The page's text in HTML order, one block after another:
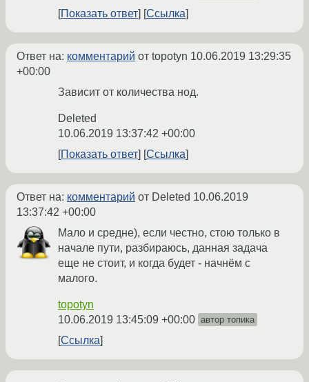
Показать ответ Ссылка
Ответ на: комментарий от topotyn 10.06.2019 13:29:35
+00:00
Зависит от количества нод.
Deleted
10.06.2019 13:37:42 +00:00
Показать ответ
Ссылка
Ответ на: комментарий от Deleted 10.06.2019
13:37:42 +00:00
Мало и средне), если честно, стою только в
начале пути, разбираюсь, данная задача
еще не стоит, и когда будет - начнём с
малого.
topotyn
10.06.2019 13:45:09 +00:00 автор топика
Ссылка